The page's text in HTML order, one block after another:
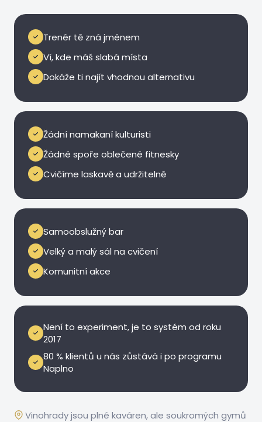
Trenér tě zná jménem
Ví, kde máš slabá místa
Dokáže ti najít vhodnou alternativu
Žádní namakaní kulturisti
Žádné spoře oblečené fitnesky
Cvičíme laskavě a udržitelně
Samoobslužný bar
Velký a malý sál na cvičení
Komunitní akce
Není to experiment, je to systém od roku
2017
80 % klientů u nás zůstává i po programu
Naplno
Vinohrady jsou plné kaváren, ale soukromých gymů